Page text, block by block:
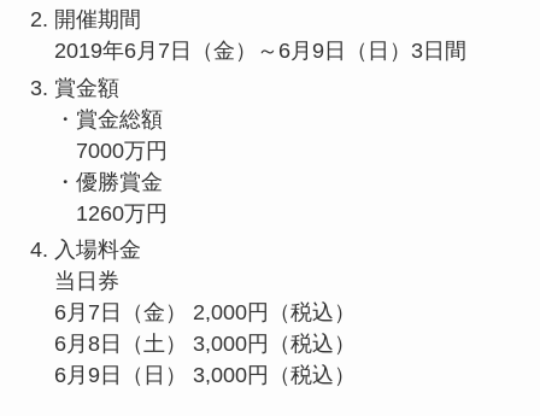
開催期間
2019年6月7日（金）～6月9日（日）3日間
賞金額
・賞金総額
7000万円
・優勝賞金
1260万円
入場料金
当日券
6月7日（金） 2,000円（税込）
6月8日（土） 3,000円（税込）
6月9日（日） 3,000円（税込）